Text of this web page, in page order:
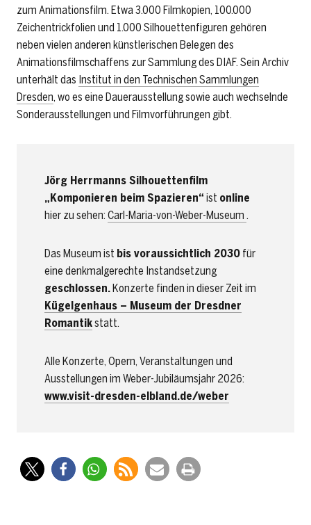
zum Animationsfilm. Etwa 3.000 Filmkopien, 100.000
Zeichentrickfolien und 1.000 Silhouettenfiguren gehören
neben vielen anderen künstlerischen Belegen des
Animationsfilmschaffens zur Sammlung des DIAF. Sein Archiv
unterhält das Institut in den Technischen Sammlungen
Dresden, wo es eine Dauerausstellung sowie auch wechselnde
Sonderausstellungen und Filmvorführungen gibt.
Jörg Herrmanns Silhouettenfilm
„Komponieren beim Spazieren“ ist online
hier zu sehen: Carl-Maria-von-Weber-Museum .
Das Museum ist bis voraussichtlich 2030für
eine denkmalgerechte Instandsetzung
geschlossen.Konzerte finden in dieser Zeit im
Kügelgenhaus – Museum der Dresdner
Romantikstatt.
Alle Konzerte, Opern, Veranstaltungen und
Ausstellungen im Weber-Jubiläumsjahr 2026:
www.visit-dresden-elbland.de/weber